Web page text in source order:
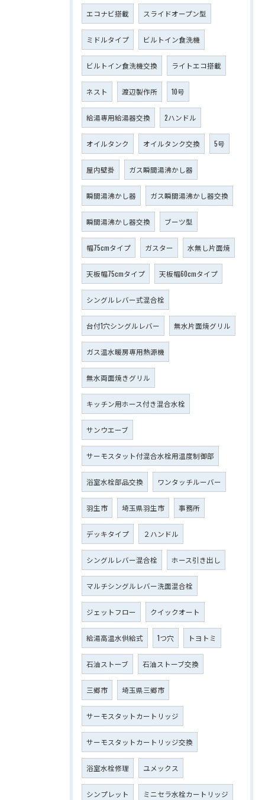
エコナビ搭載 スライドオープン型
ミドルタイプ ビルトイン食洗機
ビルトイン食洗機交換 ライトエコ搭載
ネスト 渡辺製作所 10号
給湯専用給湯器交換 2ハンドル
オイルタンク オイルタンク交換 5号
屋内壁掛 ガス瞬間湯沸かし器
瞬間湯沸かし器 ガス瞬間湯沸かし器交換
瞬間湯沸かし器交換 ブーツ型
幅75cmタイプ ガスター 水無し片面焼
天板幅75cmタイプ 天板幅60cmタイプ
シングルレバー式混合栓
台付1穴シングルレバー 無水片面焼グリル
ガス温水暖房専用熱源機
無水両面焼きグリル
キッチン用ホース付き混合水栓
サンウエーブ
サーモスタット付混合水栓用温度制御部
浴室水栓部品交換 ワンタッチルーバー
羽生市 埼玉県羽生市 事務所
デッキタイプ ２ハンドル
シングルレバー混合栓 ホース引き出し
マルチシングルレバー洗面混合栓
ジェットフロー クイックオート
給湯高温水供給式 1つ穴 トヨトミ
石油ストーブ 石油ストーブ交換
三郷市 埼玉県三郷市
サーモスタットカートリッジ
サーモスタットカートリッジ交換
浴室水栓修理 ユメックス
シンプレット ミニセラ水栓カートリッジ